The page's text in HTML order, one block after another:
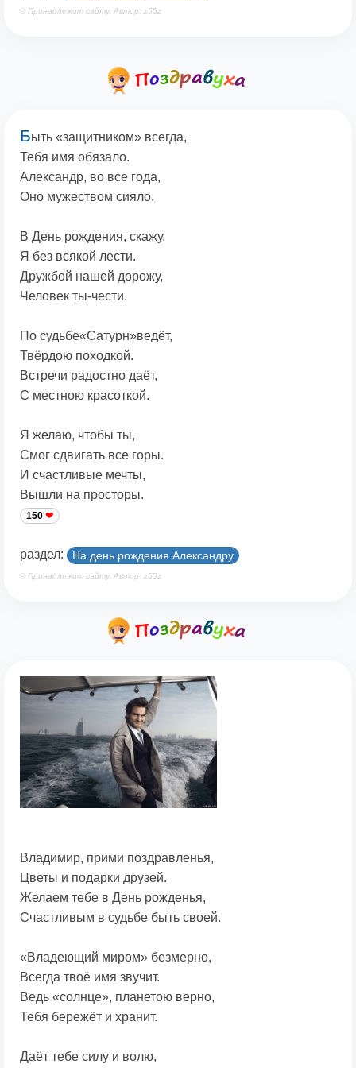
© Принадлежит сайту. Автор: z55z
Быть «защитником» всегда,
Тебя имя обязало.
Александр, во все года,
Оно мужеством сияло.
В День рождения, скажу,
Я без всякой лести.
Дружбой нашей дорожу,
Человек ты-чести.
По судьбе«Сатурн»ведёт,
Твёрдою походкой.
Встречи радостно даёт,
С местною красоткой.
Я желаю, чтобы ты,
Смог сдвигать все горы.
И счастливые мечты,
Вышли на просторы.
150
раздел: На день рождения Александру
© Принадлежит сайту. Автор: z55z
Владимир, прими поздравленья,
Цветы и подарки друзей.
Желаем тебе в День рожденья,
Счастливым в судьбе быть своей.
«Владеющий миром» безмерно,
Всегда твоё имя звучит.
Ведь «солнце», планетою верно,
Тебя бережёт и хранит.
Даёт тебе силу и волю,